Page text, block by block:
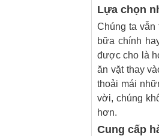
Lựa chọn
Chúng ta
bữa chính
được cho là
ăn vặt thay
thoải mái
vời, chúng
hơn.
Cung cấp